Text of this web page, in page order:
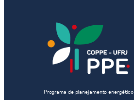
Programa de planejamento energético